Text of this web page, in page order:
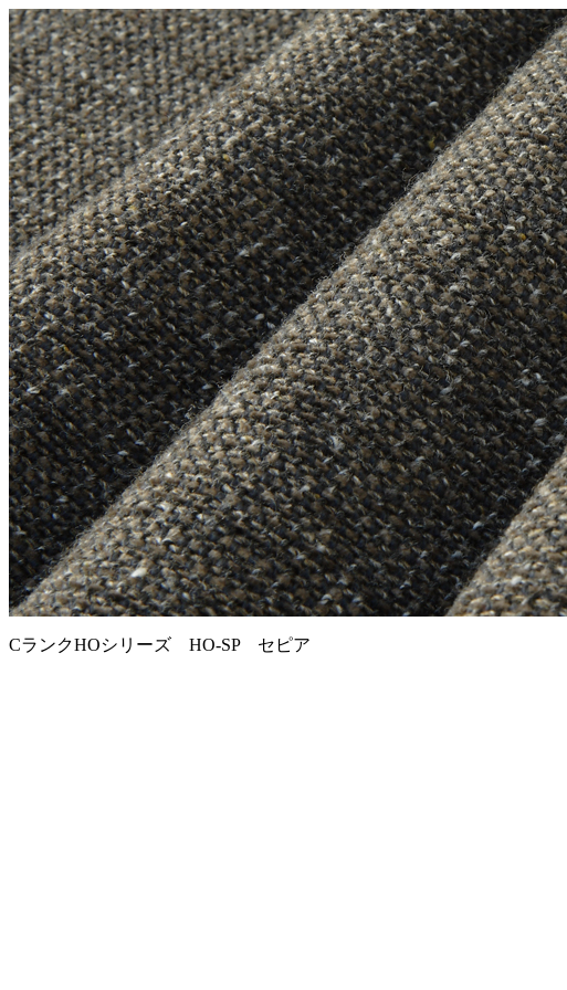
CランクHOシリーズ HO-SP セピア